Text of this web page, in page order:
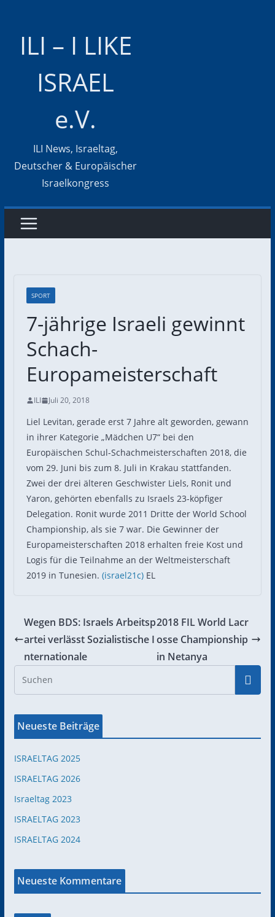
ILI – I LIKE
ISRAEL
e.V.
ILI News, Israeltag,
Deutscher & Europäischer
Israelkongress
SPORT
7-jährige Israeli gewinnt
Schach-
Europameisterschaft
ILI Juli 20, 2018
Liel Levitan, gerade erst 7 Jahre alt geworden, gewann
in ihrer Kategorie „Mädchen U7“ bei den
Europäischen Schul-Schachmeisterschaften 2018, die
vom 29. Juni bis zum 8. Juli in Krakau stattfanden.
Zwei der drei älteren Geschwister Liels, Ronit und
Yaron, gehörten ebenfalls zu Israels 23-köpfiger
Delegation. Ronit wurde 2011 Dritte der World School
Championship, als sie 7 war. Die Gewinner der
Europameisterschaften 2018 erhalten freie Kost und
Logis für die Teilnahme an der Weltmeisterschaft
2019 in Tunesien. (israel21c) EL
Wegen BDS: Israels Arbeitsp
artei verlässt Sozialistische I
nternationale
2018 FIL World Lacr
osse Championship
in Netanya
Neueste Beiträge
ISRAELTAG 2025
ISRAELTAG 2026
Israeltag 2023
ISRAELTAG 2023
ISRAELTAG 2024
Neueste Kommentare